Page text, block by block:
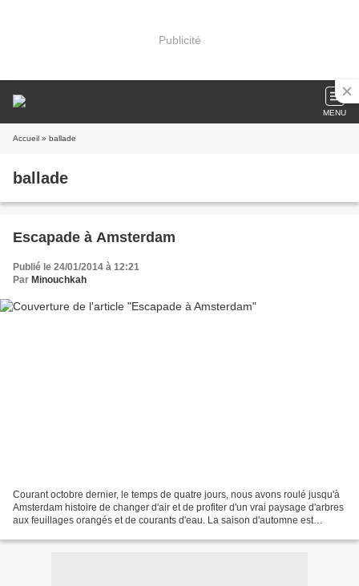
Publicité
MENU
Accueil » ballade
ballade
Escapade à Amsterdam
Publié le 24/01/2014 à 12:21
Par Minouchkah
Courant octobre dernier, le temps de quatre jours, nous avons roulé jusqu'à
Amsterdam histoire de changer d'air et de profiter d'un vrai paysage d'arbres
aux feuillages orangés et de courants d'eau. La saison d'automne est